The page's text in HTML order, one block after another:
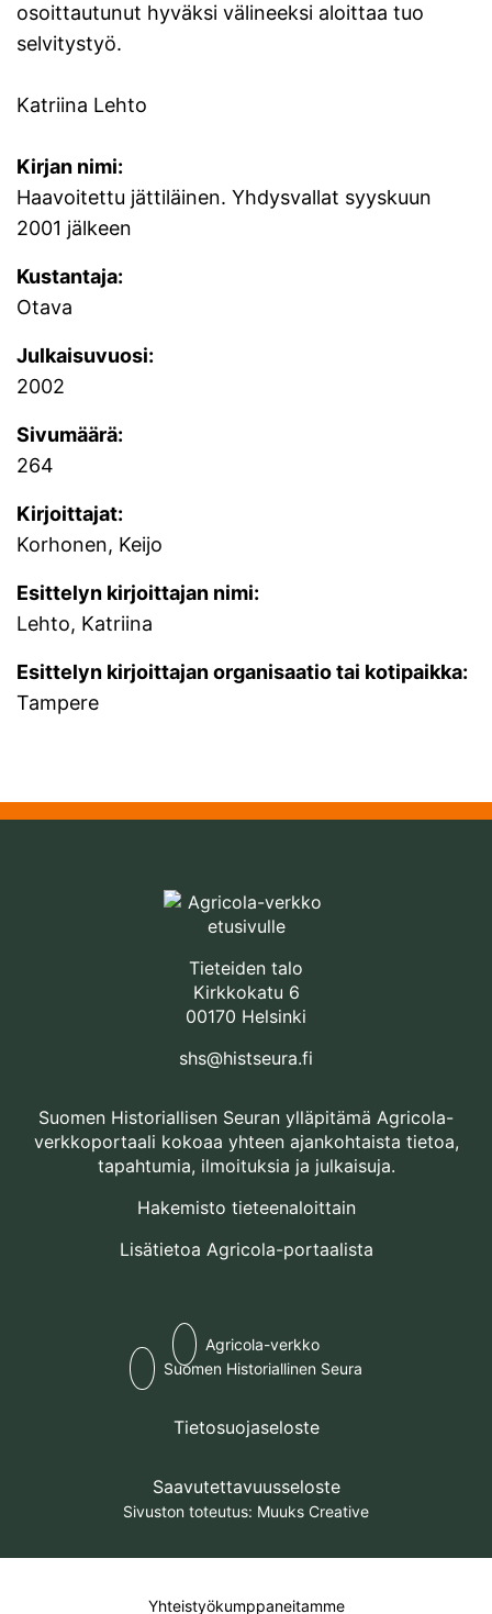
osoittautunut hyväksi välineeksi aloittaa tuo
selvitystyö.
Katriina Lehto
Kirjan nimi:
Haavoitettu jättiläinen. Yhdysvallat syyskuun
2001 jälkeen
Kustantaja:
Otava
Julkaisuvuosi:
2002
Sivumäärä:
264
Kirjoittajat:
Korhonen, Keijo
Esittelyn kirjoittajan nimi:
Lehto, Katriina
Esittelyn kirjoittajan organisaatio tai kotipaikka:
Tampere
Tieteiden talo
Kirkkokatu 6
00170 Helsinki
shs@histseura.fi
Suomen Historiallisen Seuran ylläpitämä Agricola-
verkkoportaali kokoaa yhteen ajankohtaista tietoa,
tapahtumia, ilmoituksia ja julkaisuja.
Hakemisto tieteenaloittain
Lisätietoa Agricola-portaalista
Agricola-verkkoFacebook
Suomen Historiallinen SeuraFacebook
Tietosuojaseloste
Saavutettavuusseloste
Sivuston toteutus: Muuks Creative
Yhteistyökumppaneitamme